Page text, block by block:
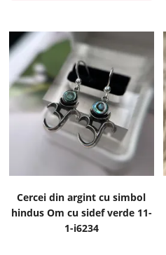
Cercei din argint cu simbol
hindus Om cu sidef verde 11-
1-i6234